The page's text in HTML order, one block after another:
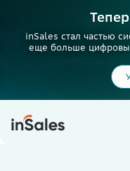
inSales стал частью
еще больше